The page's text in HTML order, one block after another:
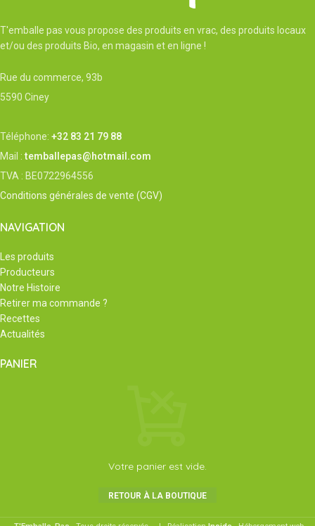
et de redonner ses lettres de
T'emballe pas vous propose des produits en vrac, des produits locaux
et/ou des produits Bio, en magasin et en ligne !
Rue du commerce, 93b
5590 Ciney
Téléphone: +32 83 21 79 88
Mail :temballepas@hotmail.com
TVA : BE0722964556
Conditions générales de vente (CGV)
NAVIGATION
Les produits
Producteurs
Notre Histoire
Retirer ma commande ?
Recettes
Actualités
PANIER
Votre panier est vide.
RETOUR À LA BOUTIQUE